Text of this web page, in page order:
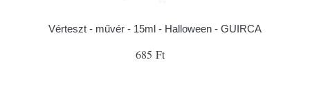
Vérteszt - művér - 15ml - Halloween - GUIRCA
685 Ft